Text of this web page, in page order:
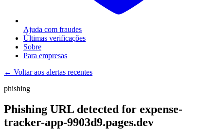
Ajuda com fraudes
Últimas verificações
Sobre
Para empresas
← Voltar aos alertas recentes
phishing
Phishing URL detected for expense-
tracker-app-9903d9.pages.dev